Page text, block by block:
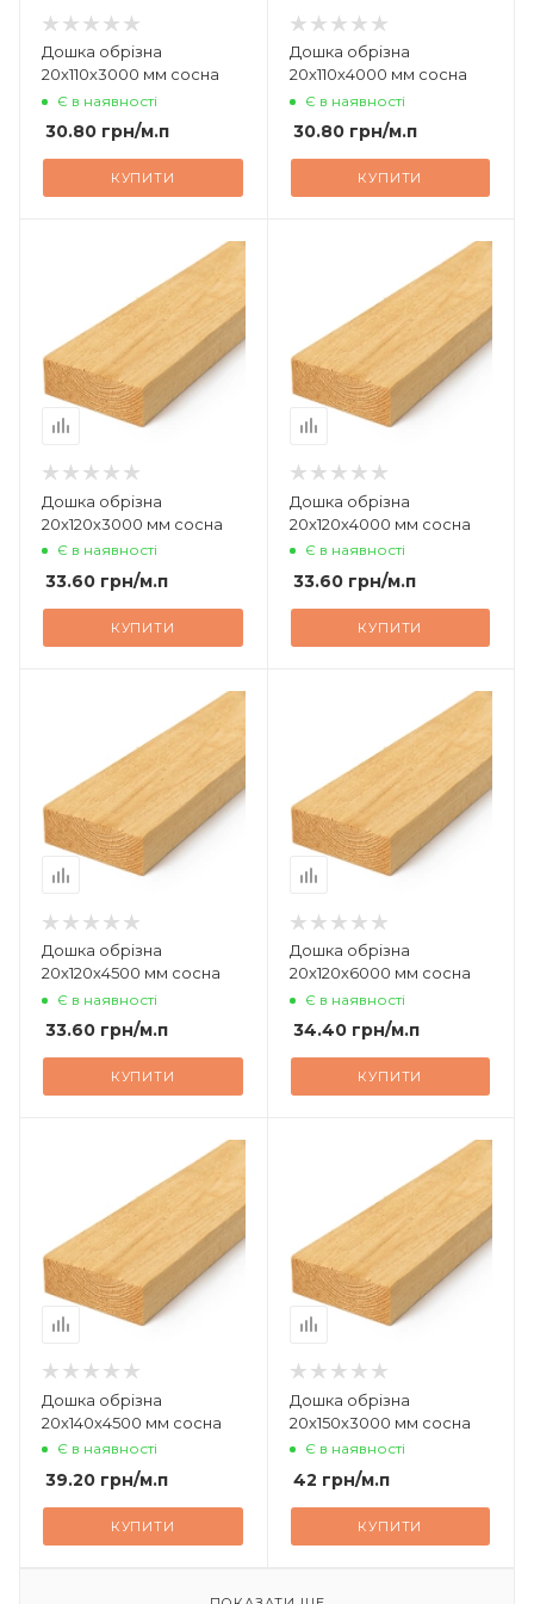
Дошка обрізна
20х110х3000 мм сосна
Є в наявності
30.80 грн/м.п
КУПИТИ
Дошка обрізна
20х110х4000 мм сосна
Є в наявності
30.80грн/м.п
КУПИТИ
Дошка обрізна
20х120х3000 мм сосна
Є в наявності
33.60 грн/м.п
КУПИТИ
Дошка обрізна
20х120х4000 мм сосна
Є в наявності
33.60грн/м.п
КУПИТИ
Дошка обрізна
20х120х4500 мм сосна
Є в наявності
33.60 грн/м.п
КУПИТИ
Дошка обрізна
20х120х6000 мм сосна
Є в наявності
34.40грн/м.п
КУПИТИ
Дошка обрізна
20х140х4500 мм сосна
Є в наявності
39.20 грн/м.п
КУПИТИ
Дошка обрізна
20х150х3000 мм сосна
Є в наявності
42 грн/м.п
КУПИТИ